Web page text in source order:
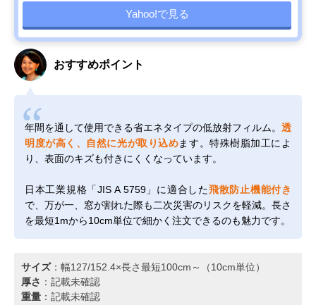
Yahoo!で見る
おすすめポイント
年間を通して使用できる省エネタイプの低放射フィルム。 透
明度が高く、自然に光が取り込めます。特殊樹脂加工によ
り、表面のキズも付きにくくなっています。
日本工業規格「JIS A 5759」に適合した飛散防止機能付き
で、万が一、窓が割れた際も二次災害のリスクを軽減。長さ
を最短1mから10cm単位で細かく注文できるのも魅力です。
サイズ：幅127/152.4×長さ最短100cm～（10cm単位）
厚さ ：記載未確認
重量 ：記載未確認